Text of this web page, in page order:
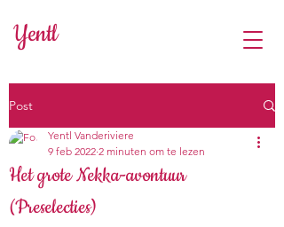
Yentl
Post
Het grote Nekka-avontuur
(Preselecties)
Yentl Vanderiviere
9 feb 2022 2 minuten om te lezen